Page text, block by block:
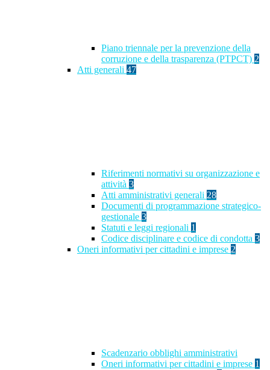
Piano triennale per la prevenzione della
corruzione e della trasparenza (PTPCT) 2
Atti generali 47
Riferimenti normativi su organizzazione e
attività 3
Atti amministrativi generali 28
Documenti di programmazione strategico-
gestionale 3
Statuti e leggi regionali 1
Codice disciplinare e codice di condotta 3
Oneri informativi per cittadini e imprese 2
Scadenzario obblighi amministrativi
Oneri informativi per cittadini e imprese 1